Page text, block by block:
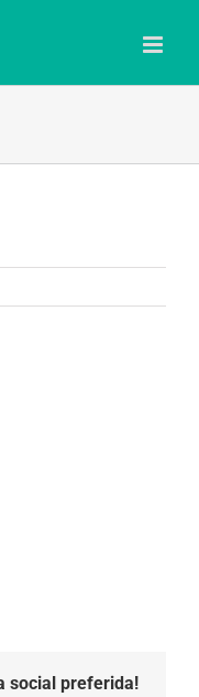
social preferida!